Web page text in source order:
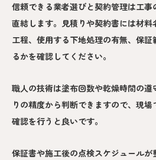
信頼できる業者選びと契約管理は工
直結します。見積りや契約書には材
工程、使用する下地処理の有無、保
るかを確認してください。
職人の技術は塗布回数や乾燥時間の
りの精度から判断できますので、現
確認を行うと良いです。
保証書や施工後の点検スケジュール